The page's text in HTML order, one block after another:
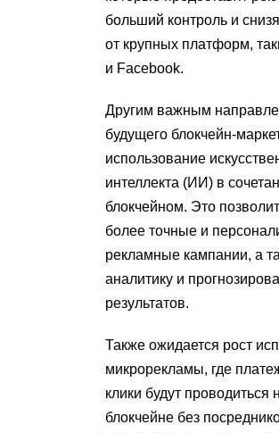
больший контроль и
от крупных платформ,
и Facebook.
Другим важным
будущего блокчейн-
использование
интеллекта (ИИ) в
блокчейном. Это
более точные и
рекламные кампании, а
аналитику и
результатов.
Также ожидается рост
микрорекламы, где
клики будут
блокчейне без